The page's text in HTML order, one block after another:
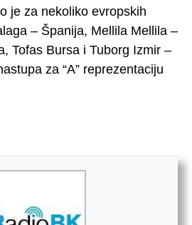
je za nekoliko evropskih
– Španija, Mellila Mellila –
Tofas Bursa i Tuborg Izmir –
za “A” reprezentaciju